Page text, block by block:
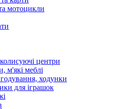
мотоцикли
центри
м'які меблі
ходунки
для іграшок